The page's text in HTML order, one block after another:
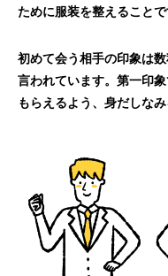
ために服装を整えることで
初めて会う相手の印象は
言われています。第一印
もらえるよう、身だしな